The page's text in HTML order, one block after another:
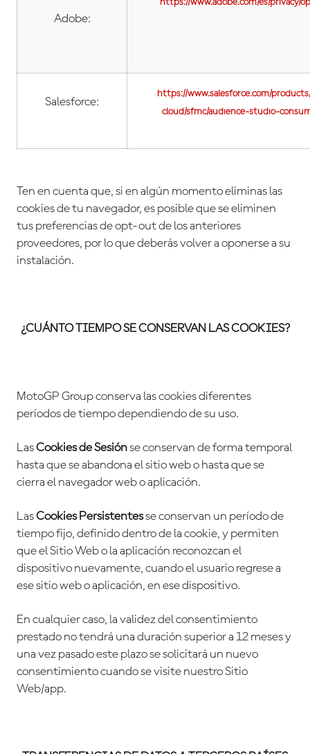
Adobe:
https://www.adobe.com/es/privacy/
Salesforce:
https://www.salesforce.com/
cloud/sfmc/audience-studio-
Ten en cuenta que, si en algún momento eliminas las
cookies de tu navegador, es posible que se eliminen
tus preferencias de opt-out de los anteriores
proveedores, por lo que deberás volver a oponerse a su
instalación.
¿CUÁNTO TIEMPO SE CONSERVAN LAS COOKIES?
MotoGP Group conserva las cookies diferentes
períodos de tiempo dependiendo de su uso.
LasCookies de Sesiónse conservan de forma temporal
hasta que se abandona el sitio web o hasta que se
cierra el navegador web o aplicación.
LasCookies Persistentesse conservan un período de
tiempo fijo, definido dentro de la cookie, y permiten
que el Sitio Web o la aplicación reconozcan el
dispositivo nuevamente, cuando el usuario regrese a
ese sitio web o aplicación, en ese dispositivo.
En cualquier caso, la validez del consentimiento
prestado no tendrá una duración superior a 12 meses y
una vez pasado este plazo se solicitará un nuevo
consentimiento cuando se visite nuestro Sitio
Web/app.